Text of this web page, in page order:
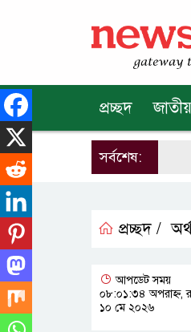
প্রচ্ছদ জাতীয়
সর্বশেষ:
প্রচ্ছদ /
আপডেট সময়
০৮:০১:৩৪ অপরাহ্ন,
১০ মে ২০২৬